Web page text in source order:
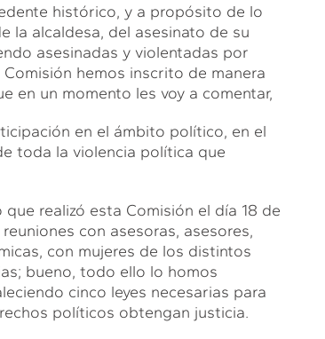
histórico, y a propósito de lo
la alcaldesa, del asesinato de su
asesinadas y violentadas por
hemos inscrito de manera
en un momento les voy a comentar,
en el ámbito político, en el
toda la violencia política que
realizó esta Comisión el día 18 de
con asesoras, asesores,
con mujeres de los distintos
bueno, todo ello lo homos
cinco leyes necesarias para
políticos obtengan justicia.